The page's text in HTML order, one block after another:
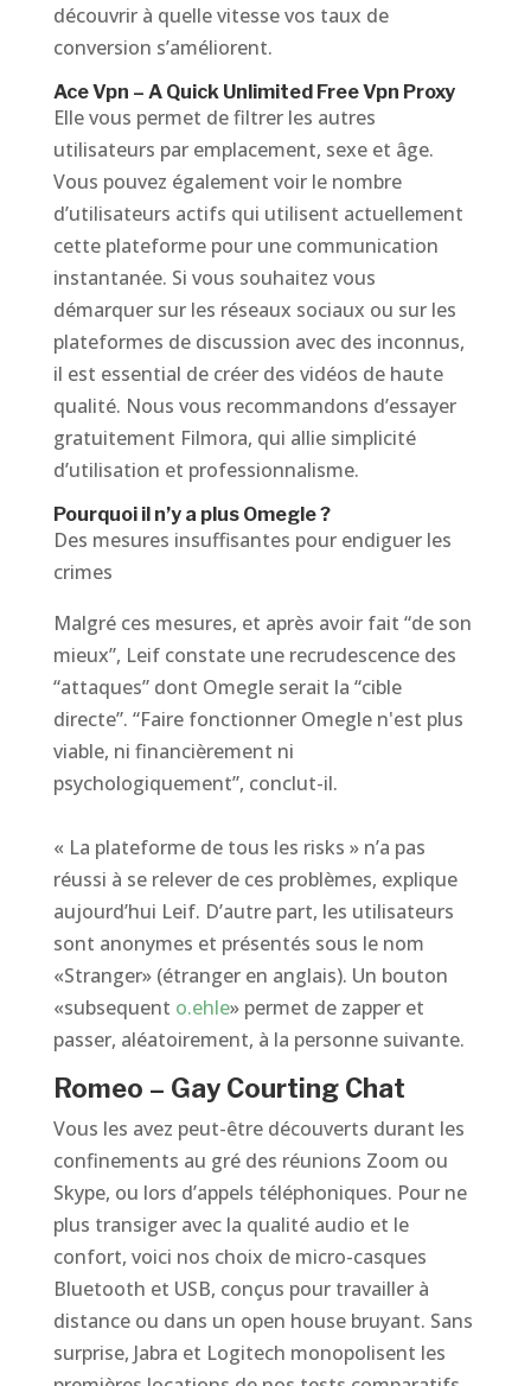
découvrir à quelle vitesse vos taux de
conversion s’améliorent.
Ace Vpn – A Quick Unlimited Free Vpn Proxy
Elle vous permet de filtrer les autres
utilisateurs par emplacement, sexe et âge.
Vous pouvez également voir le nombre
d’utilisateurs actifs qui utilisent actuellement
cette plateforme pour une communication
instantanée. Si vous souhaitez vous
démarquer sur les réseaux sociaux ou sur les
plateformes de discussion avec des inconnus,
il est essential de créer des vidéos de haute
qualité. Nous vous recommandons d’essayer
gratuitement Filmora, qui allie simplicité
d’utilisation et professionnalisme.
Pourquoi il n’y a plus Omegle ?
Des mesures insuffisantes pour endiguer les
crimes
Malgré ces mesures, et après avoir fait “de son
mieux”, Leif constate une recrudescence des
“attaques” dont Omegle serait la “cible
directe”. “Faire fonctionner Omegle n'est plus
viable, ni financièrement ni
psychologiquement”, conclut-il.
« La plateforme de tous les risks » n’a pas
réussi à se relever de ces problèmes, explique
aujourd’hui Leif. D’autre part, les utilisateurs
sont anonymes et présentés sous le nom
«Stranger» (étranger en anglais). Un bouton
«subsequent o.ehle» permet de zapper et
passer, aléatoirement, à la personne suivante.
Romeo – Gay Courting Chat
Vous les avez peut-être découverts durant les
confinements au gré des réunions Zoom ou
Skype, ou lors d’appels téléphoniques. Pour ne
plus transiger avec la qualité audio et le
confort, voici nos choix de micro-casques
Bluetooth et USB, conçus pour travailler à
distance ou dans un open house bruyant. Sans
surprise, Jabra et Logitech monopolisent les